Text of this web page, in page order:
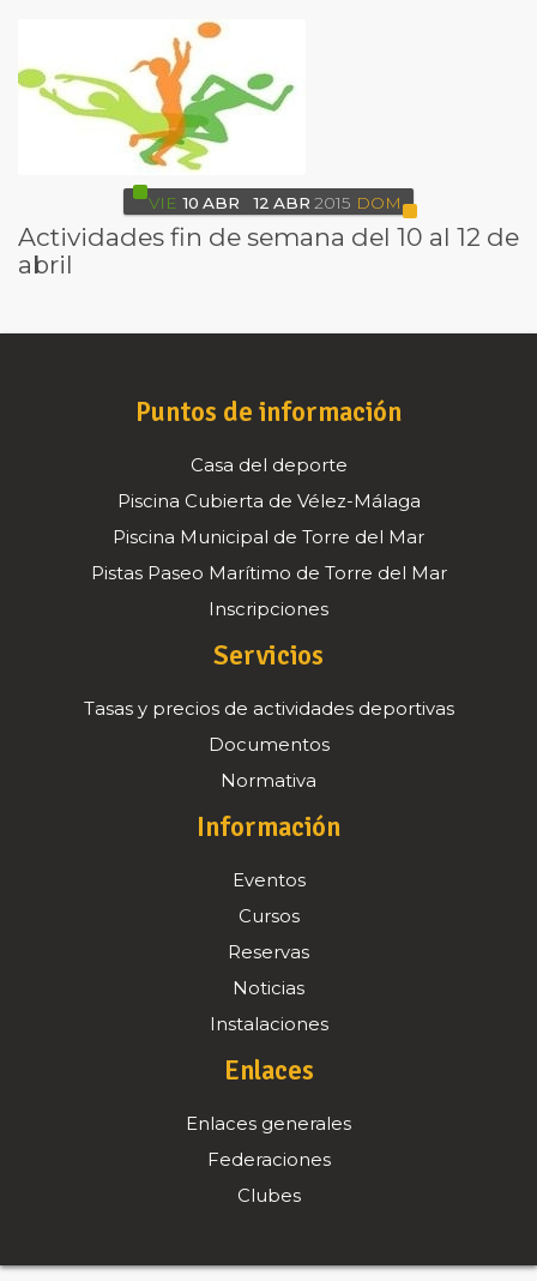
VIE 10 ABR 12 ABR 2015 DOM
Actividades fin de semana del 10 al 12 de
abril
Puntos de información
Casa del deporte
Piscina Cubierta de Vélez-Málaga
Piscina Municipal de Torre del Mar
Pistas Paseo Marítimo de Torre del Mar
Inscripciones
Servicios
Tasas y precios de actividades deportivas
Documentos
Normativa
Información
Eventos
Cursos
Reservas
Noticias
Instalaciones
Enlaces
Enlaces generales
Federaciones
Clubes